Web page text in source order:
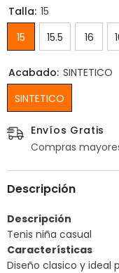
Talla: 15
15
15.5 16
Acabado: SINTETICO
SINTETICO
Envíos Gratis
Compras
Descripción
Descripción
Tenis niña casual
Características
Diseño clasico y ideal